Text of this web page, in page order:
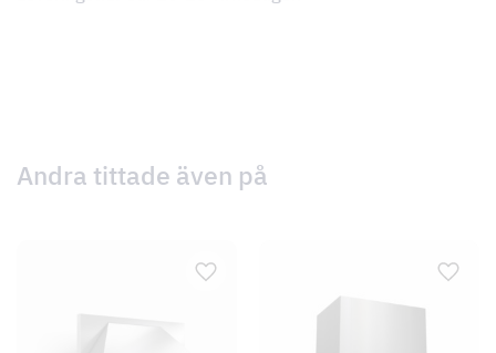
Andra tittade även på